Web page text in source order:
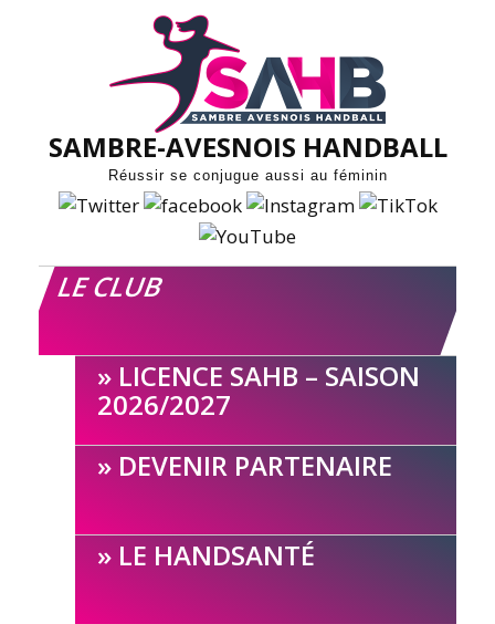
SAMBRE-AVESNOIS HANDBALL
Réussir se conjugue aussi au féminin
LE CLUB
LICENCE SAHB – SAISON
2026/2027
DEVENIR PARTENAIRE
LE HANDSANTÉ